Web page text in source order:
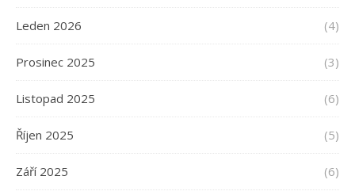
Leden 2026 (4)
Prosinec 2025 (3)
Listopad 2025 (6)
Říjen 2025 (5)
Září 2025 (6)